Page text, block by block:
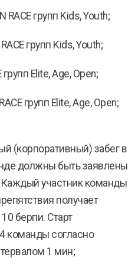
групп Kids, Youth;
групп Kids, Youth;
Elite, Age, Open;
групп Elite, Age, Open;
(корпоративный) забег в
должны быть заявлены
Каждый участник команды
получает
берпи. Старт
команды согласно
1 мин;